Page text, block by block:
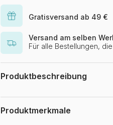
Gratisversand ab 49 €
Versand am selben
Für alle Bestellungen,
Produktbeschreibung
Aimee Stewart / MGL
Produktmerkmale